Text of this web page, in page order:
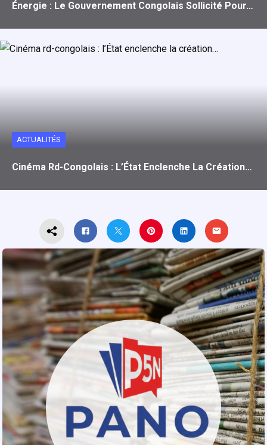
Énergie : Le Gouvernement Congolais Sollicité Pour…
ACTUALITÉS
Cinéma Rd-Congolais : L’État Enclenche La Création…